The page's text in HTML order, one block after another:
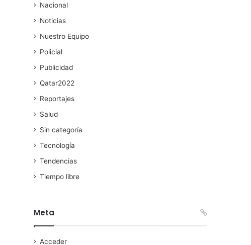
Nacional
Noticias
Nuestro Equipo
Policial
Publicidad
Qatar2022
Reportajes
Salud
Sin categoría
Tecnología
Tendencias
Tiempo libre
Meta
Acceder